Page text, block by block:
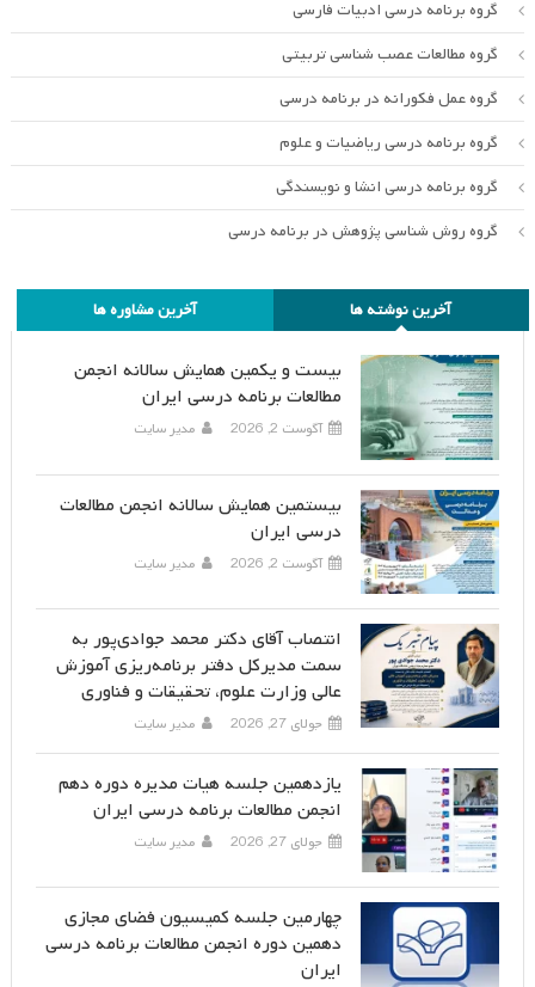
گروه برنامه درسی ادبیات فارسی
گروه مطالعات عصب شناسی تربیتی
گروه عمل فکورانه در برنامه درسی
گروه برنامه درسی ریاضیات و علوم
گروه برنامه درسی انشا و نویسندگی
گروه روش شناسی پژوهش در برنامه درسی
آخرین نوشته ها آخرین مشاوره ها
بیست و یکمین همایش سالانه انجمن
مطالعات برنامه درسی ایران
آگوست 2, 2026 مدیر سایت
بیستمین همایش سالانه انجمن مطالعات
درسی ایران
آگوست 2, 2026 مدیر سایت
انتصاب آقای دکتر محمد جوادی‌پور به
سمت مدیرکل دفتر برنامه‌ریزی آموزش
عالی وزارت علوم، تحقیقات و فناوری
جولای 27, 2026 مدیر سایت
یازدهمین جلسه هیات مدیره دوره دهم
انجمن مطالعات برنامه درسی ایران
جولای 27, 2026 مدیر سایت
چهارمین جلسه کمیسیون فضای مجازی
دهمین دوره انجمن مطالعات برنامه درسی
ایران